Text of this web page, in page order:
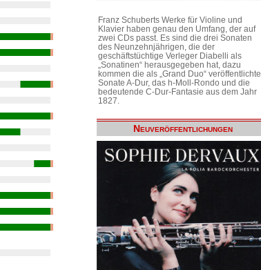
Franz Schuberts Werke für Violine und
Klavier haben genau den Umfang, der auf
zwei CDs passt. Es sind die drei Sonaten
des Neunzehnjährigen, die der
geschäftstüchtige Verleger Diabelli als
„Sonatinen“ herausgegeben hat, dazu
kommen die als „Grand Duo“ veröffentlichte
Sonate A-Dur, das h-Moll-Rondo und die
bedeutende C-Dur-Fantasie aus dem Jahr
1827.
Neuveröffentlichungen